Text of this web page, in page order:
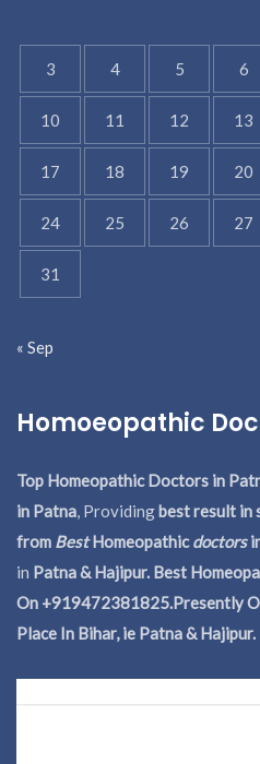
3 4 5 6
10 11 12 13
17 18 19 20
24 25 26 27
31
« Sep
Homoeopathic
Top Homeopathic Doctors in
in Patna, Providingbest result in
from BestHomeopathicdoctors
in Patna & Hajipur. Best
On +919472381825.Presently
Place In Bihar, ie Patna & Hajipur.